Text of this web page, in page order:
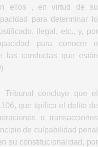
ellos , en virtud de su
para determinar lo
ilegal, etc., y, por
para conocer o
las conductas que están
Tribunal concluye que el
que tipifica el delito de
o transacciones
de culpabilidad penal
su constitucionalidad, por